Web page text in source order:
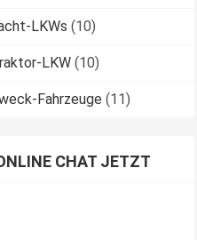
LKWs (10)
LKW (10)
Fahrzeuge (11)
CHAT JETZT